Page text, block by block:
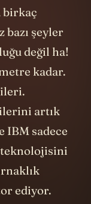
birkaç
şeyler
değil ha!
kadar.
artık
IBM sadece
ediyor.